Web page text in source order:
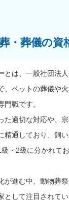
・葬儀の資
とは、一般社団法
、ペットの葬儀や
門職です。
た適切な対応や、宗
精通しており、飼
・2級に分かれて
が進む中、動物葬
として注目されてい